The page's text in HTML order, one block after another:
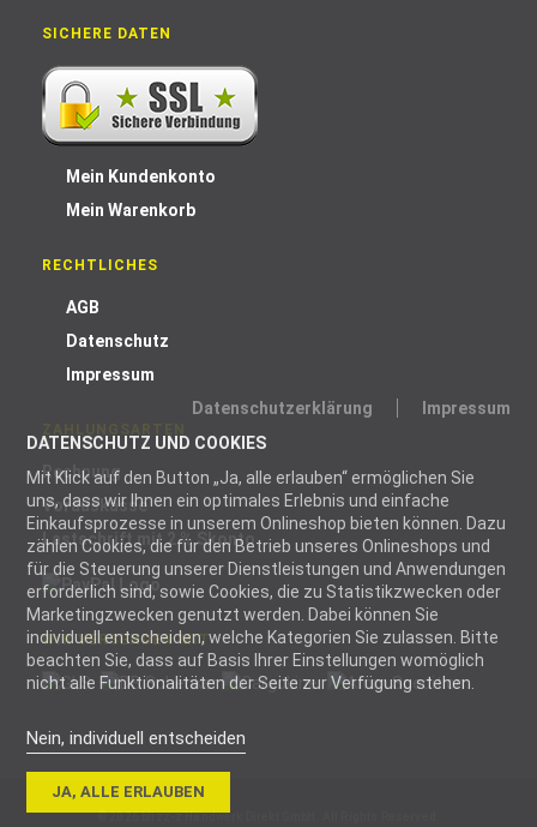
Datenschutzerklärung
Impressum
DATENSCHUTZ UND COOKIES
Mit Klick auf den Button „Ja, alle erlauben“ ermöglichen Sie
uns, dass wir Ihnen ein optimales Erlebnis und einfache
Einkaufsprozesse in unserem Onlineshop bieten können. Dazu
zählen Cookies, die für den Betrieb unseres Onlineshops und
für die Steuerung unserer Dienstleistungen und Anwendungen
erforderlich sind, sowie Cookies, die zu Statistikzwecken oder
Marketingzwecken genutzt werden. Dabei können Sie
individuell entscheiden, welche Kategorien Sie zulassen. Bitte
beachten Sie, dass auf Basis Ihrer Einstellungen womöglich
nicht alle Funktionalitäten der Seite zur Verfügung stehen.
Nein, individuell entscheiden
JA, ALLE ERLAUBEN
SICHERE DATEN
Mein Kundenkonto
Mein Warenkorb
RECHTLICHES
AGB
Datenschutz
Impressum
Rechnung
Vorauskasse
Lastschrift mit 2 % Skonto
WIR VERSENDEN MIT
© 2026 blizz-z Handwerk Direkt GmbH. All Rights Reserved.